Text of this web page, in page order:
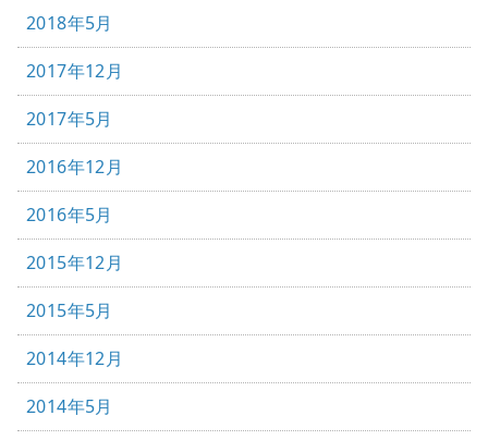
2018年5月
2017年12月
2017年5月
2016年12月
2016年5月
2015年12月
2015年5月
2014年12月
2014年5月